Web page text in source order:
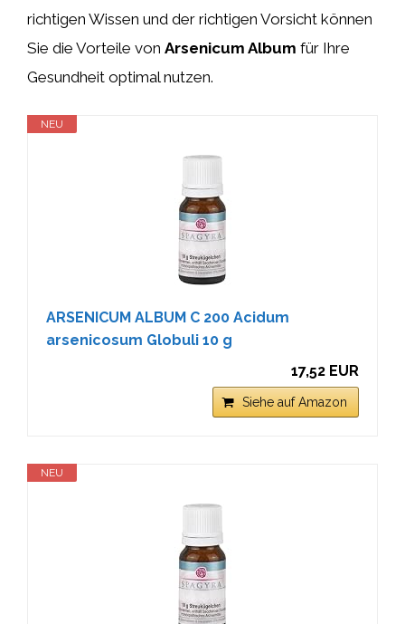
richtigen Wissen und der richtigen Vorsicht können
Sie die Vorteile von Arsenicum Album für Ihre
Gesundheit optimal nutzen.
NEU
ARSENICUM ALBUM C 200 Acidum
arsenicosum Globuli 10 g
17,52 EUR
Siehe auf Amazon
NEU